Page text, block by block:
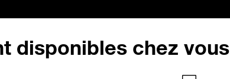
disponibles chez vous